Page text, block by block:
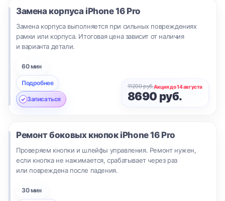
Замена корпуса iPhone 16 Pro
Замена корпуса выполняется при сильных повреждениях
рамки или корпуса. Итоговая цена зависит от наличия
и варианта детали.
60 мин
Подробнее
Записаться
11200 руб.Акция до 14 августа
8690 руб.
Ремонт боковых кнопок iPhone 16 Pro
Проверяем кнопки и шлейфы управления. Ремонт нужен,
если кнопка не нажимается, срабатывает через раз
или повреждена после падения.
30 мин